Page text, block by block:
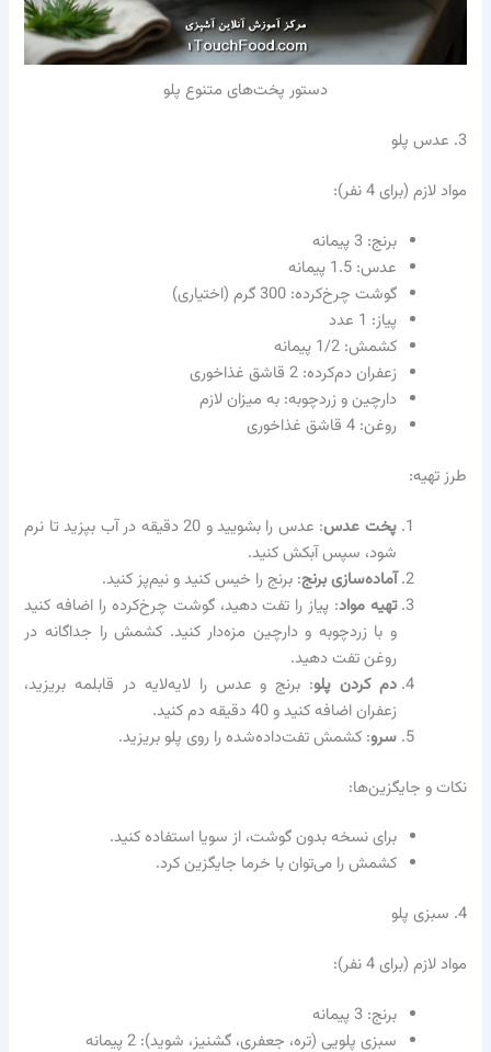
دستور پخت‌های متنوع پلو
3. عدس پلو
مواد لازم (برای 4 نفر):
برنج: 3 پیمانه
عدس: 1.5 پیمانه
گوشت چرخ‌کرده: 300 گرم (اختیاری)
پیاز: 1 عدد
کشمش: 1/2 پیمانه
زعفران دم‌کرده: 2 قاشق غذاخوری
دارچین و زردچوبه: به میزان لازم
روغن: 4 قاشق غذاخوری
طرز تهیه:
پخت عدس
: عدس را بشویید و 20 دقیقه در آب بپزید تا نرم
شود، سپس آبکش کنید.
آماده‌سازی برنج: برنج را خیس کنید و نیم‌پز کنید.
تهیه مواد: پیاز را تفت دهید، گوشت چرخ‌کرده را اضافه کنید
و با زردچوبه و دارچین مزه‌دار کنید. کشمش را جداگانه در
روغن تفت دهید.
دم کردن پلو: برنج و عدس را لایه‌لایه در قابلمه بریزید،
زعفران اضافه کنید و 40 دقیقه دم کنید.
سرو: کشمش تفت‌داده‌شده را روی پلو بریزید.
نکات و جایگزین‌ها:
برای نسخه بدون گوشت، از سویا استفاده کنید.
کشمش را می‌توان با خرما جایگزین کرد.
4. سبزی پلو
مواد لازم (برای 4 نفر):
برنج: 3 پیمانه
سبزی پلویی (تره، جعفری، گشنیز، شوید): 2 پیمانه